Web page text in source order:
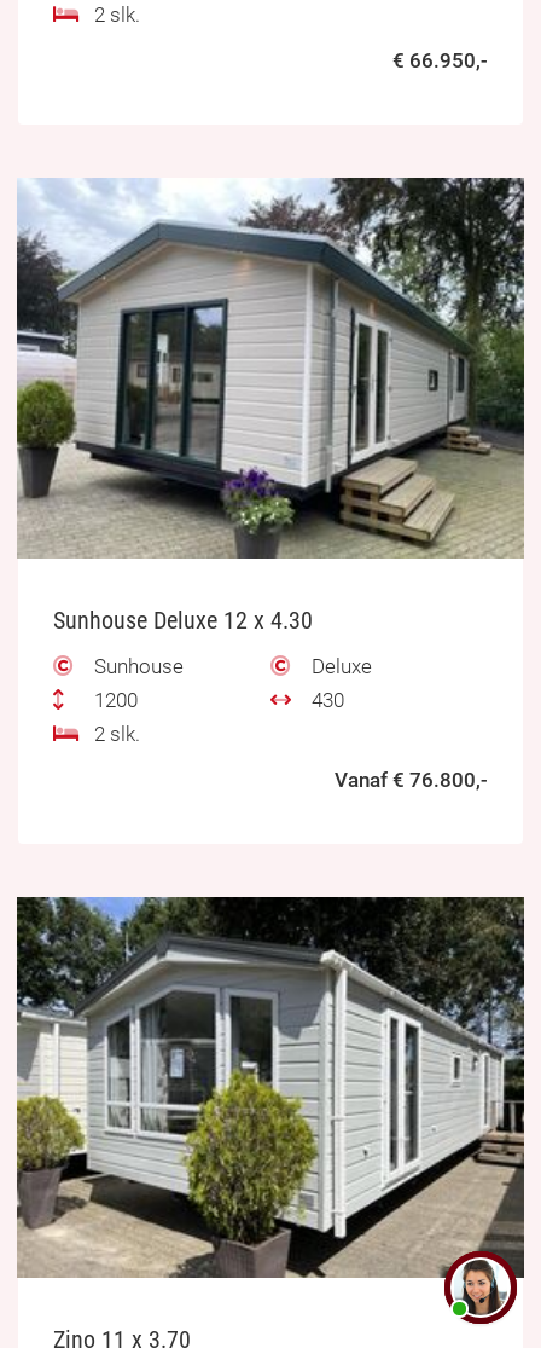
2 slk.
€ 66.950,-
Sunhouse Deluxe 12 x 4.30
Sunhouse
Deluxe
1200
430
2 slk.
Vanaf € 76.800,-
Zino 11 x 3.70